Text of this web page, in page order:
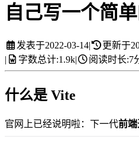
自己写一个简
发表于2022-03-14| 更新于
|
字数总计:1.9k| 阅读时长:7
什么是 Vite
官网上已经说明啦：下一代前